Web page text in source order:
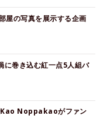
屋の写真を展示する企画
に巻き込む紅一点5人組バ
Kao Noppakaoがファン